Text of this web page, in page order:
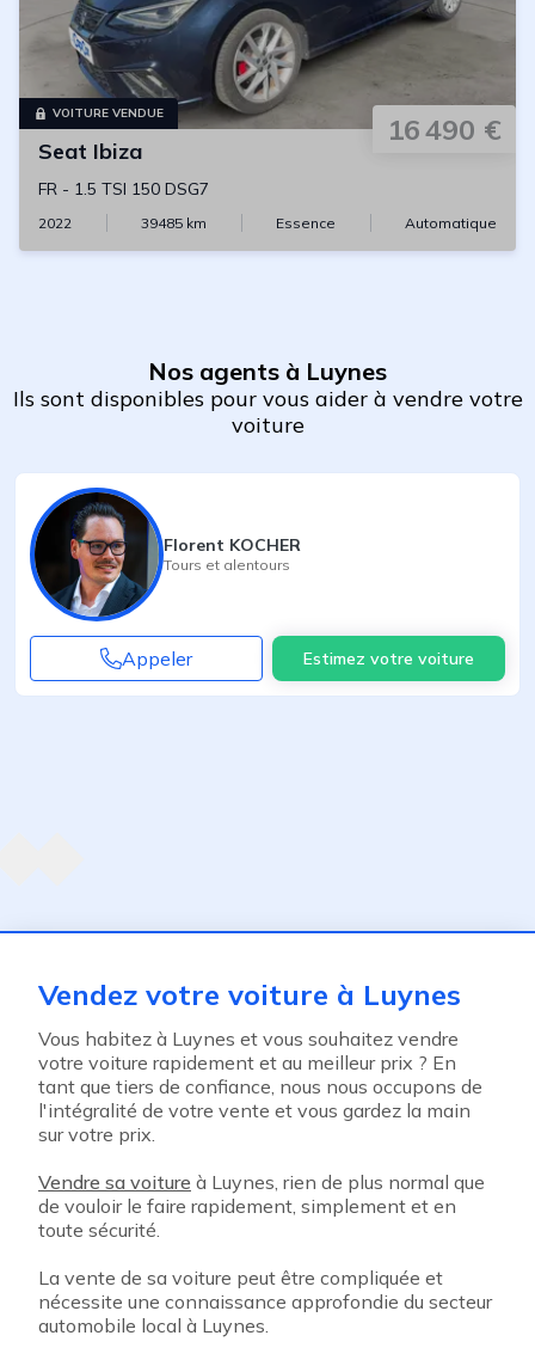
VOITURE VENDUE 16 490 €
Seat Ibiza
FR - 1.5 TSI 150 DSG7
2022 39485 km Essence Automatique
Nos agents à Luynes
Ils sont disponibles pour vous aider à vendre votre
voiture
Florent KOCHER
Tours et alentours
Appeler Estimez votre voiture
Vendez votre voiture à Luynes
Vous habitez à Luynes et vous souhaitez vendre
votre voiture rapidement et au meilleur prix ? En
tant que tiers de confiance, nous nous occupons de
l'intégralité de votre vente et vous gardez la main
sur votre prix.
Vendre sa voiture à Luynes, rien de plus normal que
de vouloir le faire rapidement, simplement et en
toute sécurité.
La vente de sa voiture peut être compliquée et
nécessite une connaissance approfondie du secteur
automobile local à Luynes.